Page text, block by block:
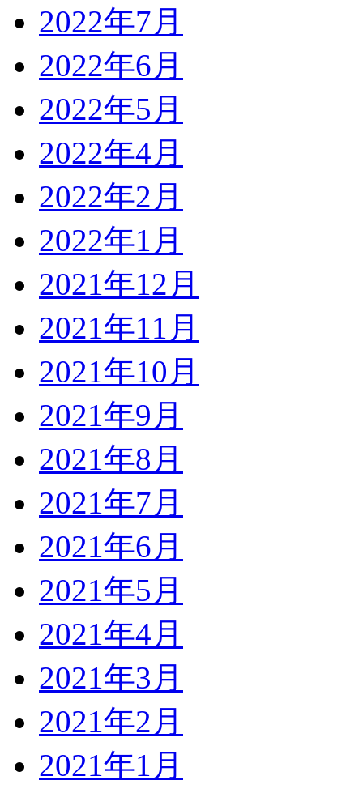
2022年7月
2022年6月
2022年5月
2022年4月
2022年2月
2022年1月
2021年12月
2021年11月
2021年10月
2021年9月
2021年8月
2021年7月
2021年6月
2021年5月
2021年4月
2021年3月
2021年2月
2021年1月